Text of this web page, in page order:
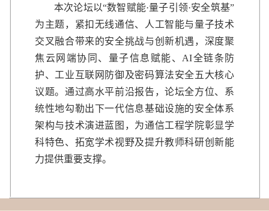
本次论坛以“数智赋能·量子引领·安全筑基”
为主题，紧扣无线通信、人工智能与量子技术
交叉融合带来的安全挑战与创新机遇，深度聚
焦云网端协同、量子信息赋能、AI全链条防
护、工业互联网防御及密码算法安全五大核心
议题。通过高水平前沿报告，论坛全方位、系
统性地勾勒出下一代信息基础设施的安全体系
架构与技术演进蓝图，为通信工程学院彰显学
科特色、拓宽学术视野及提升教师科研创新能
力提供重要支撑。